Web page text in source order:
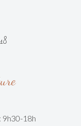
9h30-18h